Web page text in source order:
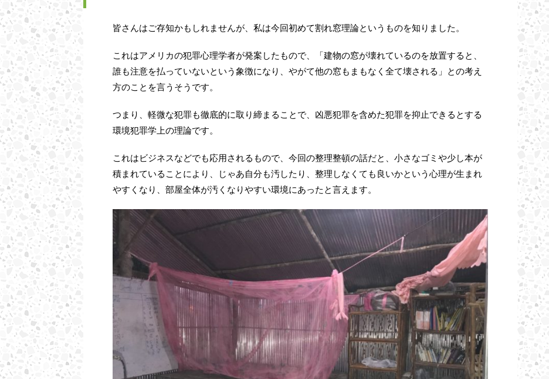
皆さんはご存知かもしれませんが、私は今回初めて割れ窓理論というものを知りました。
これはアメリカの犯罪心理学者が発案したもので、「建物の窓が壊れているのを放置すると、
誰も注意を払っていないという象徴になり、やがて他の窓もまもなく全て壊される」との考え
方のことを言うそうです。
つまり、軽微な犯罪も徹底的に取り締まることで、凶悪犯罪を含めた犯罪を抑止できるとする
環境犯罪学上の理論です。
これはビジネスなどでも応用されるもので、今回の整理整頓の話だと、小さなゴミや少し本が
積まれていることにより、じゃあ自分も汚したり、整理しなくても良いかという心理が生まれ
やすくなり、部屋全体が汚くなりやすい環境にあったと言えます。